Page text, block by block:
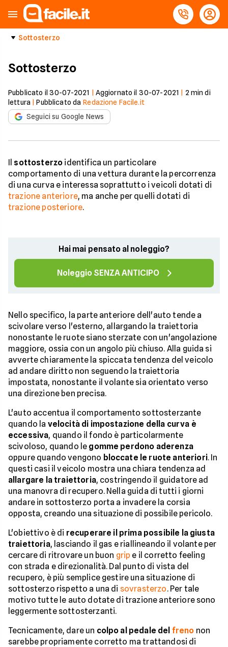
Sottosterzo
Sottosterzo
Pubblicato il 30-07-2021 Aggiornato il 30-07-2021 2 min di
lettura |Pubblicato da Redazione Facile.it
Seguici su Google News
Il sottosterzo identifica un particolare
comportamento di una vettura durante la percorrenza
di una curva e interessa soprattutto i veicoli dotati di
trazione anteriore, ma anche per quelli dotati di
trazione posteriore.
Hai mai pensato al noleggio?
Noleggio SENZA ANTICIPO
Nello specifico, la parte anteriore dell'auto tende a
scivolare verso l'esterno, allargando la traiettoria
nonostante le ruote siano sterzate con un'angolazione
maggiore, ossia con un angolo più chiuso. Alla guida si
avverte chiaramente la spiccata tendenza del veicolo
ad andare diritto non seguendo la traiettoria
impostata, nonostante il volante sia orientato verso
una direzione ben precisa.
L'auto accentua il comportamento sottosterzante
quando la velocità di impostazione della curva è
eccessiva, quando il fondo è particolarmente
scivoloso, quando le gomme perdono aderenza
oppure quando vengono bloccate le ruote anteriori. In
questi casi il veicolo mostra una chiara tendenza ad
allargare la traiettoria, costringendo il guidatore ad
una manovra di recupero. Nella guida di tutti i giorni
andare in sottosterzo porta a invadere la corsia
opposta, creando una situazione di possibile pericolo.
L'obiettivo è di recuperare il prima possibile la giusta
traiettoria, lasciando il gas e riallineando il volante per
cercare di ritrovare un buon grip e il corretto feeling
con strada e direzionalità. Dal punto di vista del
recupero, è più semplice gestire una situazione di
sottosterzo rispetto a una di sovrasterzo. Per tale
motivo tutte le auto dotate di trazione anteriore sono
leggermente sottosterzanti.
Tecnicamente, dare un colpo al pedale del freno non
sarebbe propriamente corretto ma trattandosi di